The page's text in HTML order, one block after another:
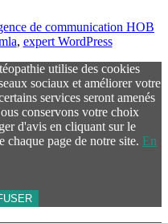
de communication HOB
, expert WordPress
utilise des cookies
sociaux et améliorer votre
services seront amenés
conservons votre choix
d'avis en cliquant sur le
page de notre site. En